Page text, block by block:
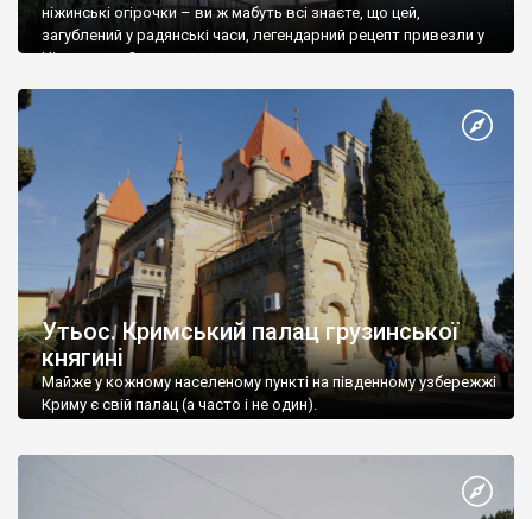
ніжинські огірочки – ви ж мабуть всі знаєте, що цей,
загублений у радянські часи, легендарний рецепт привезли у
Ніжин греки?
Утьос. Кримський палац грузинської
княгині
Майже у кожному населеному пункті на південному узбережжі
Криму є свій палац (а часто і не один).